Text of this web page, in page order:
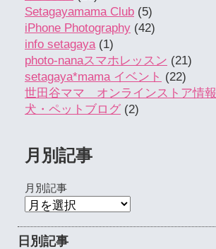
Setagayamama Club (5)
iPhone Photography (42)
info setagaya(1)
photo-nanaスマホレッスン (21)
setagaya*mama イベント (22)
世田谷ママ オンラインストア情報
犬・ペットブログ (2)
月別記事
月別記事
日別記事